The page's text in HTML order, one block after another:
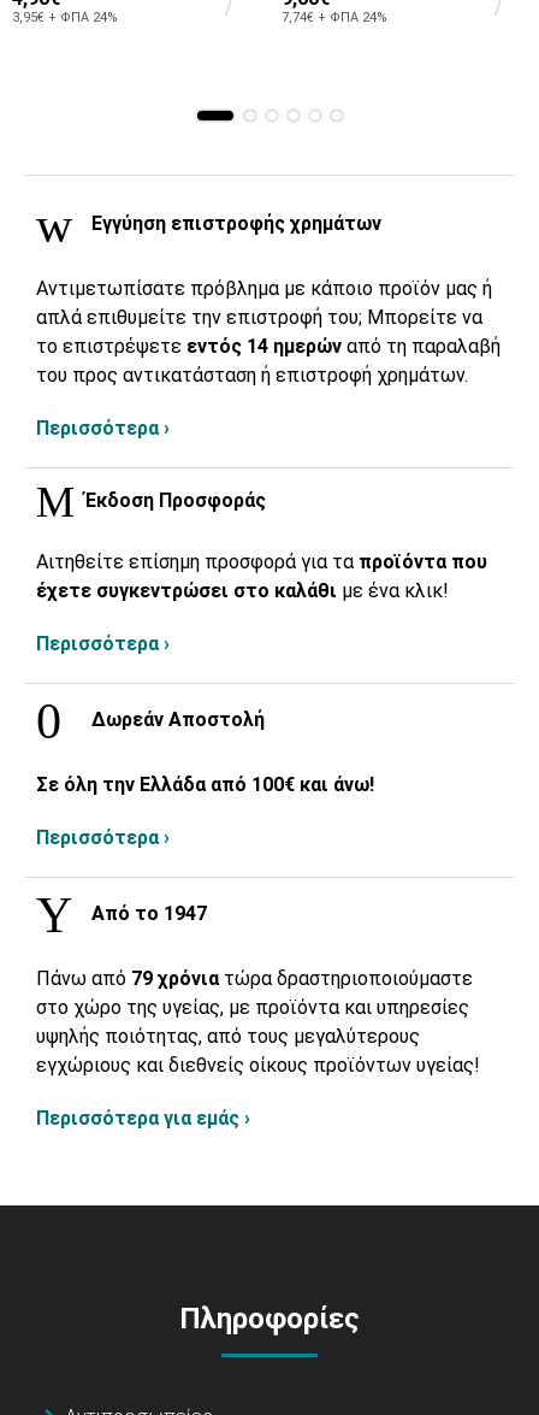
3,95€ + ΦΠΑ 24% 7,74€ + ΦΠΑ 24%
Εγγύηση επιστροφής χρημάτων
Αντιμετωπίσατε πρόβλημα με κάποιο προϊόν μας ή
απλά επιθυμείτε την επιστροφή του; Μπορείτε να
το επιστρέψετε εντός 14 ημερών από τη παραλαβή
του προς αντικατάσταση ή επιστροφή χρημάτων.
Περισσότερα ›
Έκδοση Προσφοράς
Αιτηθείτε επίσημη προσφορά για τα προϊόντα που
έχετε συγκεντρώσει στο καλάθι με ένα κλικ!
Περισσότερα ›
Δωρεάν Αποστολή
Σε όλη την Ελλάδα από 100€ και άνω!
Περισσότερα ›
Από το 1947
Πάνω από 79 χρόνια τώρα δραστηριοποιούμαστε
στο χώρο της υγείας, με προϊόντα και υπηρεσίες
υψηλής ποιότητας, από τους μεγαλύτερους
εγχώριους και διεθνείς οίκους προϊόντων υγείας!
Περισσότερα για εμάς ›
Πληροφορίες